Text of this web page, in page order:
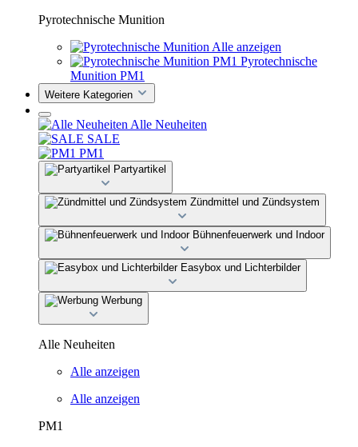
Pyrotechnische Munition
Alle anzeigen
Pyrotechnische
Munition PM1
Weitere Kategorien
Alle Neuheiten
SALE
PM1
Partyartikel
Zündmittel und Zündsystem
Bühnenfeuerwerk und Indoor
Easybox und Lichterbilder
Werbung
Alle Neuheiten
Alle anzeigen
Alle anzeigen
PM1